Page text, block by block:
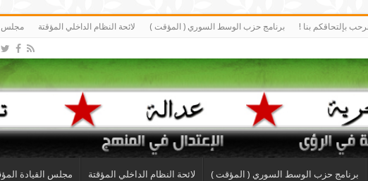
بإلتحاقكم بنا ! برنامج حزب الوسط السوري ( المؤقت ) لائحة النظام الداخلي المؤقتة مجلس
برنامج حزب الوسط السوري ( المؤقت ) لائحة النظام الداخلي المؤقتة مجلس القيادة